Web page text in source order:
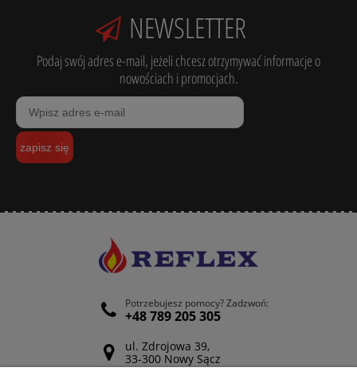
NEWSLETTER
Podaj swój adres e-mail, jeżeli chcesz otrzymywać informacje o
nowościach i promocjach.
zapisz się
Potrzebujesz pomocy? Zadzwoń:
+48 789 205 305
ul. Zdrojowa 39,
33-300 Nowy Sącz